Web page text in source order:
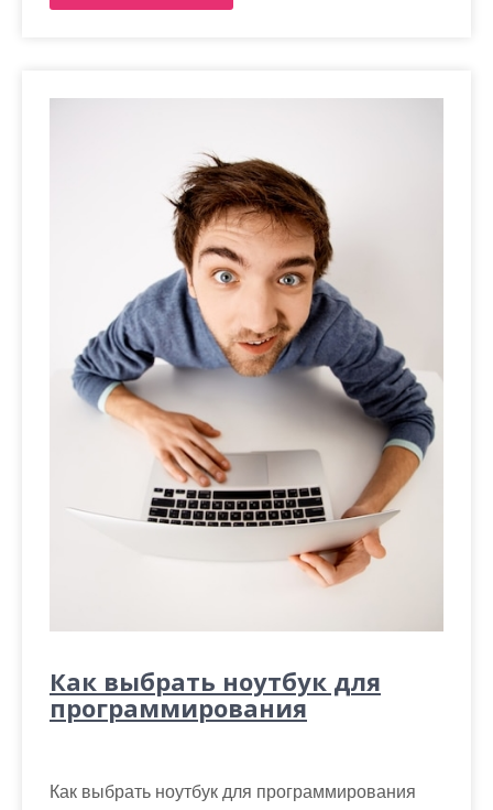
Как выбрать ноутбук для
программирования
Как выбрать ноутбук для программирования